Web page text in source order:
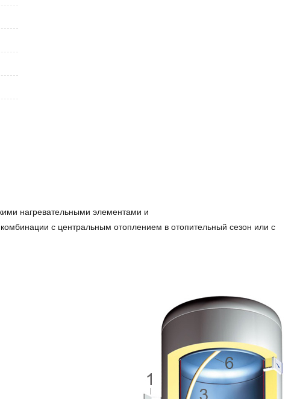
нагревательными элементами и
с центральным отоплением в отопительный сезон или с